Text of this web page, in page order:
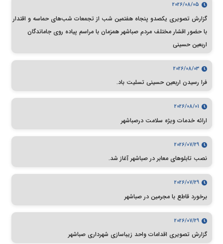
2026/08/05
گزارش تصویری یکصدو پنجاه هفتمین شب از تجمعات شب‌های حماسه و اقتدار
با حضور اقشار مختلف مردم صباشهر همزمان با مراسم پیاده روی جاماندگان
اربعین حسینی
2026/08/03
فرا رسیدن اربعین حسینی تسلیت باد.
2026/08/01
ارائه خدمات ویژه سلامت درصباشهر
2026/07/29
نصب تابلوهای معابر در صباشهر آغاز شد.
2026/07/29
برخورد قاطع با مجرمین در صباشهر
2026/07/29
گزارش تصویری اقدامات واحد زیباسازی شهرداری صباشهر